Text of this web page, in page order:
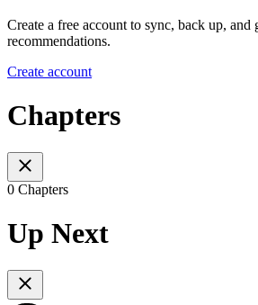
Create a free account to sync, back up, and
recommendations.
Create account
Chapters
0 Chapters
Up Next